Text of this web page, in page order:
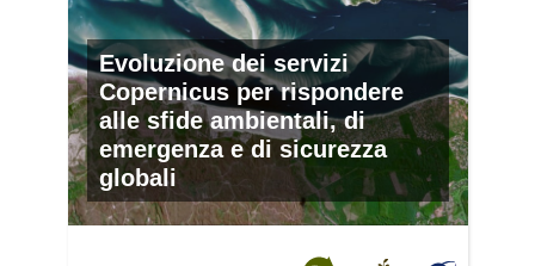
Evoluzione dei servizi
Copernicus per rispondere
alle sfide ambientali, di
emergenza e di sicurezza
globali